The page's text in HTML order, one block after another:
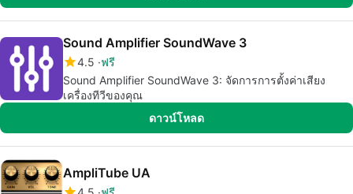
Sound Amplifier SoundWave 3
4.5 ฟรี
Sound Amplifier SoundWave 3: จัดการการตั้งค่าเสียง
เครื่องทีวีของคุณ
ดาวน์โหลด
AmpliTube UA